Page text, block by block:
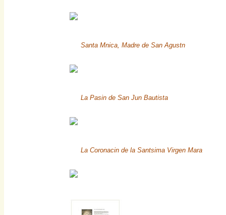
Santa Mnica, Madre de San Agustn
La Pasin de San Jun Bautista
La Coronacin de la Santsima Virgen Mara